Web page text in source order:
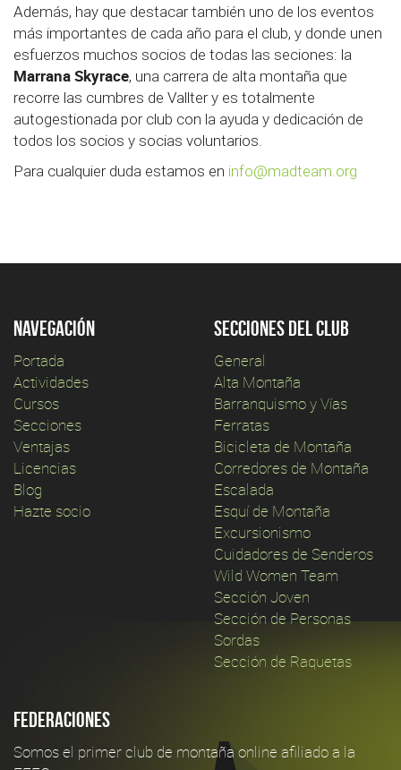
Además, hay que destacar también uno de los eventos
más importantes de cada año para el club, y donde unen
esfuerzos muchos socios de todas las seciones: la
Marrana Skyrace, una carrera de alta montaña que
recorre las cumbres de Vallter y es totalmente
autogestionada por club con la ayuda y dedicación de
todos los socios y socias voluntarios.
Para cualquier duda estamos en info@madteam.org
Navegación
Portada
Actividades
Cursos
Secciones
Ventajas
Licencias
Blog
Hazte socio
Secciones del club
General
Alta Montaña
Barranquismo y Vías
Ferratas
Bicicleta de Montaña
Corredores de Montaña
Escalada
Esquí de Montaña
Excursionismo
Cuidadores de Senderos
Wild Women Team
Sección Joven
Sección de Personas
Sordas
Sección de Raquetas
Federaciones
Somos el primer club de montaña online afiliado a la